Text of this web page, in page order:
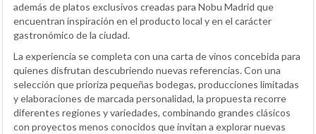
además de platos exclusivos creadas para Nobu Madrid que
encuentran inspiración en el producto local y en el carácter
gastronómico de la ciudad.
La experiencia se completa con una carta de vinos concebida para
quienes disfrutan descubriendo nuevas referencias. Con una
selección que prioriza pequeñas bodegas, producciones limitadas
y elaboraciones de marcada personalidad, la propuesta recorre
diferentes regiones y variedades, combinando grandes clásicos
con proyectos menos conocidos que invitan a explorar nuevas